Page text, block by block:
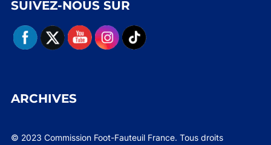
SUIVEZ-NOUS SUR
ARCHIVES
© 2023 Commission Foot-Fauteuil France. Tous droits